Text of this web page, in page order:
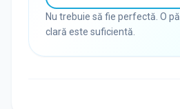
Nu trebuie să fie perfectă. O
clară este suficientă.